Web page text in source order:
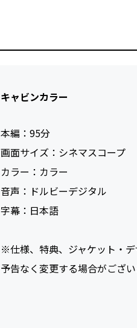
キャビンカラー
本編： 95
画面サイズ： シネマスコープ
カラー： カラー
音声： ドルビーデジタル
字幕： 日本語
※仕様、特典、ジャケット・
予告なく変更する場合がござい